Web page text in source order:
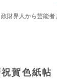
財界人から芸能者
祝賀色紙